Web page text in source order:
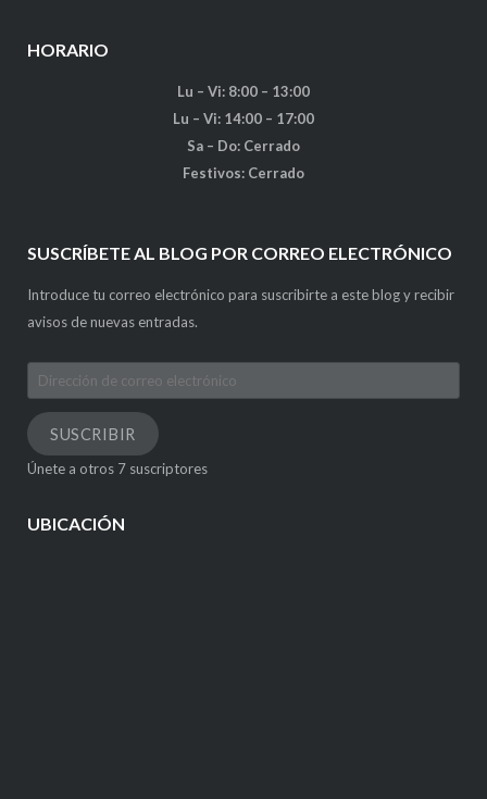
HORARIO
Lu – Vi: 8:00 – 13:00
Lu – Vi: 14:00 – 17:00
Sa – Do: Cerrado
Festivos: Cerrado
SUSCRÍBETE AL BLOG POR CORREO ELECTRÓNICO
Introduce tu correo electrónico para suscribirte a este blog y recibir
avisos de nuevas entradas.
Dirección
de
correo
electrónico
SUSCRIBIR
Únete a otros 7 suscriptores
UBICACIÓN